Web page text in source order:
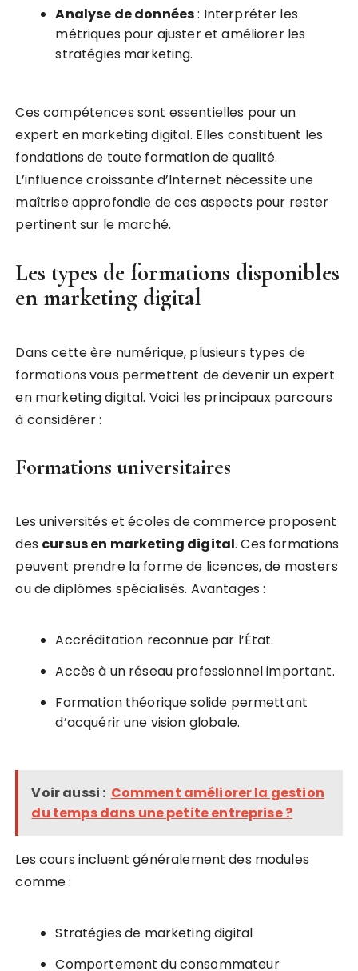
Analyse de données: Interpréter les
métriques pour ajuster et améliorer les
stratégies marketing.
Ces compétences sont essentielles pour un
expert en marketing digital. Elles constituent les
fondations de toute formation de qualité.
L’influence croissante d’Internet nécessite une
maîtrise approfondie de ces aspects pour rester
pertinent sur le marché.
Les types de formations disponibles
en marketing digital
Dans cette ère numérique, plusieurs types de
formations vous permettent de devenir un expert
en marketing digital. Voici les principaux parcours
à considérer :
Formations universitaires
Les universités et écoles de commerce proposent
des cursus en marketing digital. Ces formations
peuvent prendre la forme de licences, de masters
ou de diplômes spécialisés. Avantages :
Accréditation reconnue par l’État.
Accès à un réseau professionnel important.
Formation théorique solide permettant
d’acquérir une vision globale.
Voir aussi : Comment améliorer la gestion
du temps dans une petite entreprise ?
Les cours incluent généralement des modules
comme :
Stratégies de marketing digital
Comportement du consommateur